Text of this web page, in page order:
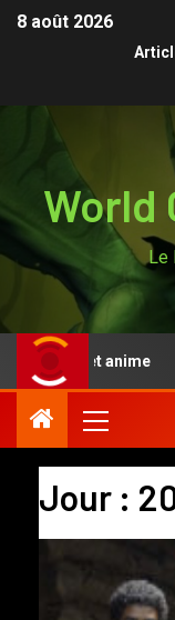
8 août 2026
World
Le
manga et anime
Jour :